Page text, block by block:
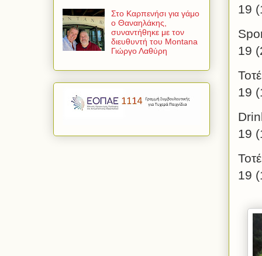
19
19
19
19
19
Στο Καρπενήσι για γάμο
ο Θαναηλάκης,
συναντήθηκε με τον
διευθυντή του Montana
Γιώργο Λαθύρη